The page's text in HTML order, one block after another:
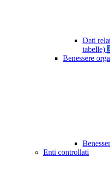
Dati
tabelle)
Benessere
Enti controllati